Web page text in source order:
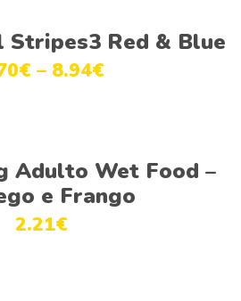
opções Red & Blue
€ – 8.94€
Ver opções
Adulto Wet Food –
e Frango
2.21€